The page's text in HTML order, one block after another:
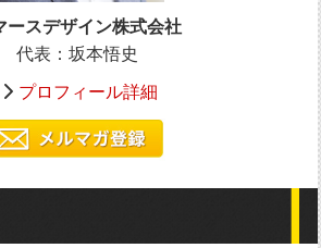
ースデザイン株式会社
代表：坂本悟史
プロフィール詳細